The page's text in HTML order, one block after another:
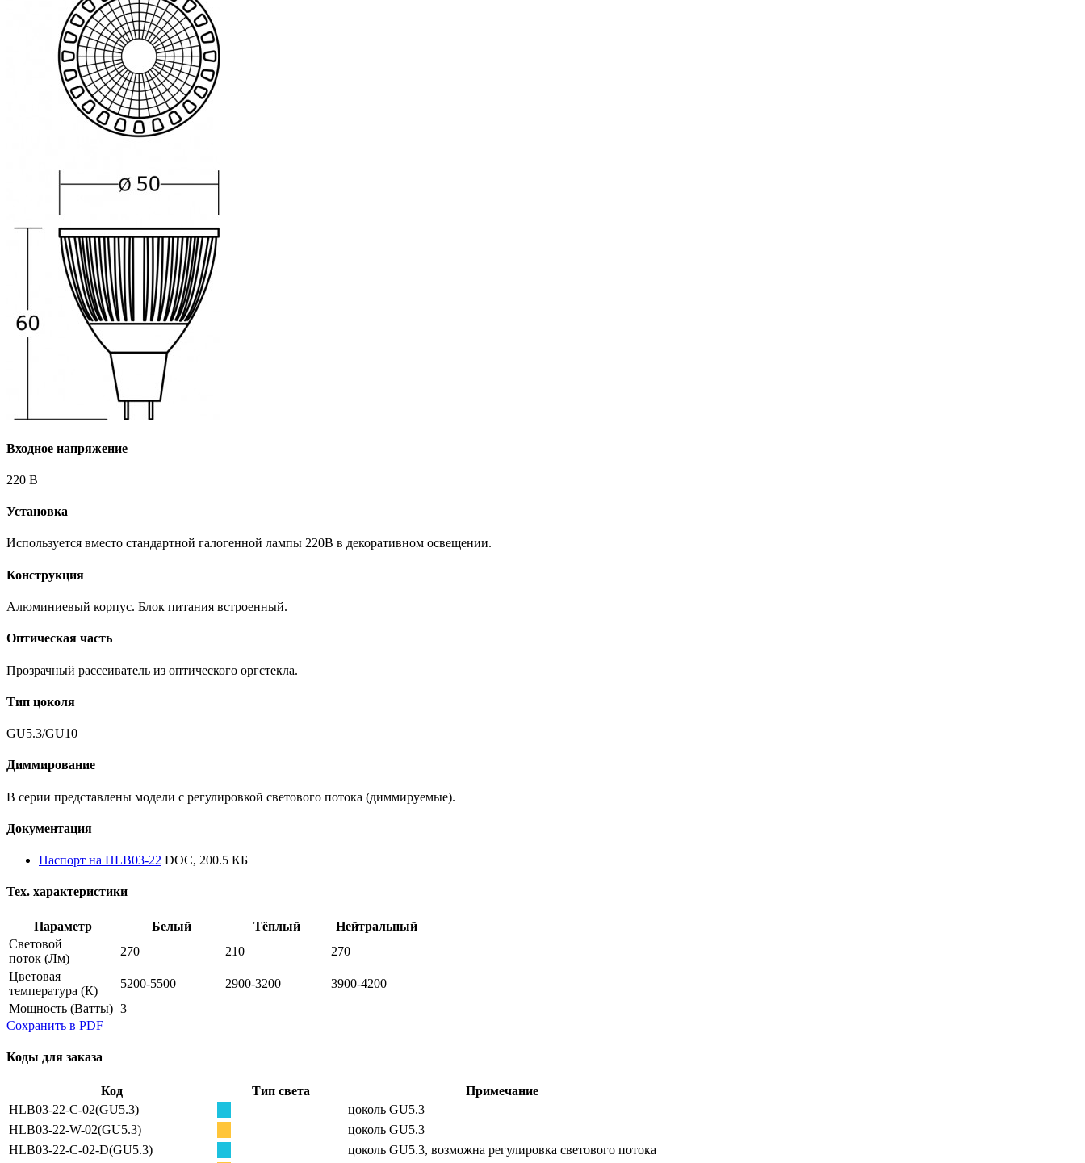
Входное напряжение
220 В
Установка
Используется вместо стандартной галогенной лампы 220В в декоративном освещении.
Конструкция
Алюминиевый корпус. Блок питания встроенный.
Оптическая часть
Прозрачный рассеиватель из оптического оргстекла.
Тип цоколя
GU5.3/GU10
Диммирование
В серии представлены модели с регулировкой светового потока (диммируемые).
Документация
Паспорт на HLB03-22 DOC, 200.5 КБ
Тех. характеристики
Параметр Белый Тёплый
Нейтральный
Световой
поток (Лм)
270 210
270
Цветовая
температура (К)
5200-5500 2900-3200
3900-4200
Мощность (Ватты) 3
Сохранить в PDF
Коды для заказа
Код Тип света
Примечание
HLB03-22-C-02(GU5.3)
цоколь GU5.3
HLB03-22-W-02(GU5.3)
цоколь GU5.3
HLB03-22-C-02-D(GU5.3)
цоколь GU5.3, возможна регулировка светового потока